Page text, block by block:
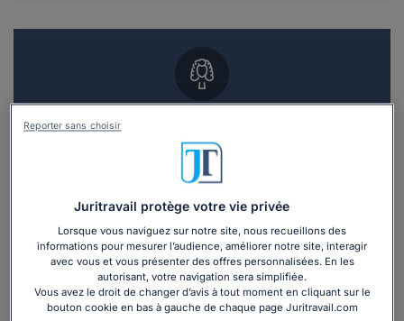
Vous souhaitez un RDV en cabinet avec un
avocat ?
Recevoir des devis d'avocats
3 devis en 48h
Juritravail protège votre vie privée
Lorsque vous naviguez sur notre site, nous recueillons des
informations pour mesurer l’audience, améliorer notre site, interagir
avec vous et vous présenter des offres personnalisées. En les
autorisant, votre navigation sera simplifiée.
Vous avez le droit de changer d’avis à tout moment en cliquant sur le
bouton cookie en bas à gauche de chaque page Juritravail.com
Reporter sans choisir